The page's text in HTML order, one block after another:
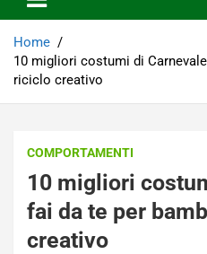
Home
10 migliori costumi di
riciclo creativo
COMPORTAMENTI
10 migliori
fai da te per
creativo